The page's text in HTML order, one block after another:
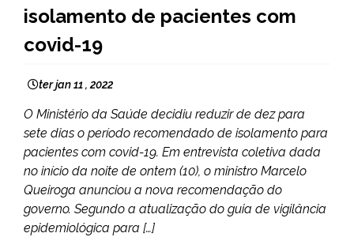
isolamento de pacientes com
covid-19
ter jan 11 , 2022
O Ministério da Saúde decidiu reduzir de dez para
sete dias o período recomendado de isolamento para
pacientes com covid-19. Em entrevista coletiva dada
no início da noite de ontem (10), o ministro Marcelo
Queiroga anunciou a nova recomendação do
governo. Segundo a atualização do guia de vigilância
epidemiológica para […]